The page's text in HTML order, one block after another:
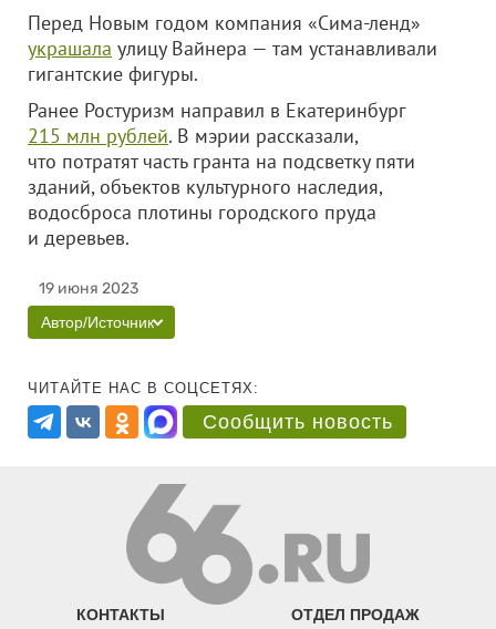
Перед Новым годом компания «Сима-ленд»
украшала улицу Вайнера — там устанавливали
гигантские фигуры.
Ранее Ростуризм направил в Екатеринбург
215 млн рублей. В мэрии рассказали,
что потратят часть гранта на подсветку пяти
зданий, объектов культурного наследия,
водосброса плотины городского пруда
и деревьев.
19 июня 2023
Автор/Источник
ЧИТАЙТЕ НАС В СОЦСЕТЯХ:
Сообщить новость
КОНТАКТЫ ОТДЕЛ ПРОДАЖ